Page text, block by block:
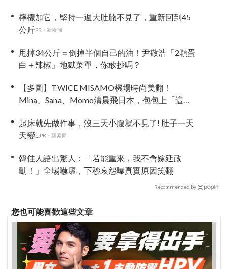
檸檬加它，堅持一週大肚腩不見了，重新回到45
公斤PR・新素簡
甩掉34公斤＝倒掉半個自己的油！尹敬浩「2顆蛋
白＋辣椒」地獄菜單，你敢抄嗎？
【多圖】TWICE MISAMO機場時尚美翻！
Mina、Sana、Momo清晨飛日本，包包上「這款
起床就先做件事，沒三天小腹就不見了! 肚子一天
天變...PR・新素簡
韓佳人語出驚人：「若能重來，我不會嫁延政
勳！」全場嚇壞，下秒哀怨曝真實原因笑翻
Recommended by
您也可能喜歡這些文章